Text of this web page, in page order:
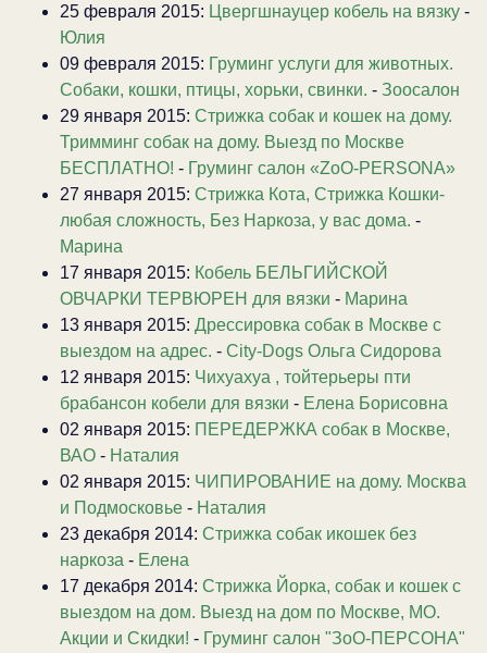
25 февраля 2015: Цвергшнауцер кобель на вязку -
Юлия
09 февраля 2015: Груминг услуги для животных.
Собаки, кошки, птицы, хорьки, свинки. - Зоосалон
29 января 2015: Стрижка собак и кошек на дому.
Тримминг собак на дому. Выезд по Москве
БЕСПЛАТНО! - Груминг салон «ZoO-PERSONA»
27 января 2015: Стрижка Кота, Стрижка Кошки-
любая сложность, Без Наркоза, у вас дома. -
Марина
17 января 2015: Кобель БЕЛЬГИЙСКОЙ
ОВЧАРКИ ТЕРВЮРЕН для вязки - Марина
13 января 2015: Дрессировка собак в Москве с
выездом на адрес. - City-Dogs Ольга Сидорова
12 января 2015: Чихуахуа , тойтерьеры пти
брабансон кобели для вязки - Елена Борисовна
02 января 2015: ПЕРЕДЕРЖКА собак в Москве,
ВАО - Наталия
02 января 2015: ЧИПИРОВАНИЕ на дому. Москва
и Подмосковье - Наталия
23 декабря 2014: Стрижка собак икошек без
наркоза - Елена
17 декабря 2014: Стрижка Йорка, собак и кошек с
выездом на дом. Выезд на дом по Москве, МО.
Акции и Скидки! - Груминг салон "ЗоО-ПЕРСОНА"